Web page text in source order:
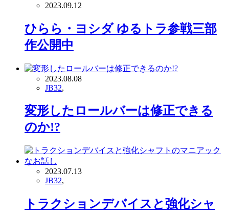
2023.09.12
ひらら・ヨシダ ゆるトラ参戦三部
作公開中
2023.08.08
JB32,
変形したロールバーは修正できる
のか!?
2023.07.13
JB32,
トラクションデバイスと強化シャ